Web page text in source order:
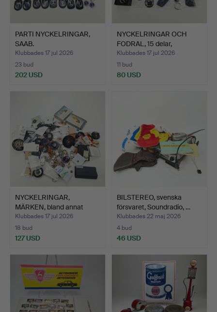
PARTI NYCKELRINGAR,
SAAB.
Klubbades 17 jul 2026
23 bud
202 USD
NYCKELRINGAR OCH
FODRAL, 15 delar,
Mercede…
Klubbades 17 jul 2026
11 bud
80 USD
NYCKELRINGAR,
MÄRKEN, bland annat
Jaguar, …
Klubbades 17 jul 2026
18 bud
127 USD
BILSTEREO, svenska
försvaret, Soundradio, …
Klubbades 22 maj 2026
4 bud
46 USD